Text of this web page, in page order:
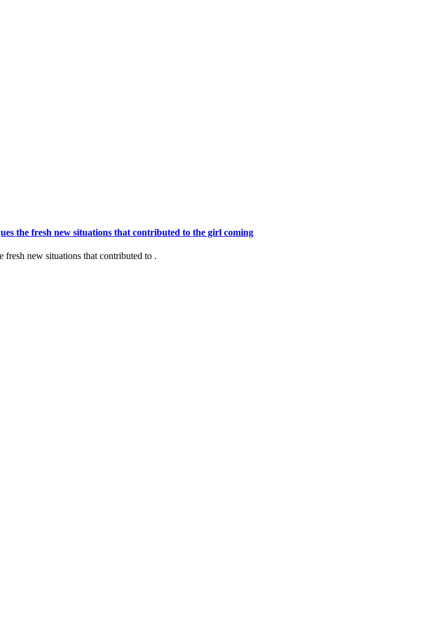
the fresh new situations that contributed to the girl coming
fresh new situations that contributed to .